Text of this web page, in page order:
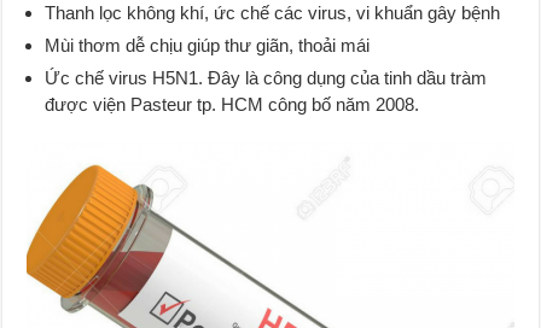
Thanh lọc không khí, ức chế các virus, vi khuẩn gây bệnh
Mùi thơm dễ chịu giúp thư giãn, thoải mái
Ức chế virus H5N1. Đây là công dụng của tinh dầu tràm
được viện Pasteur tp. HCM công bố năm 2008.